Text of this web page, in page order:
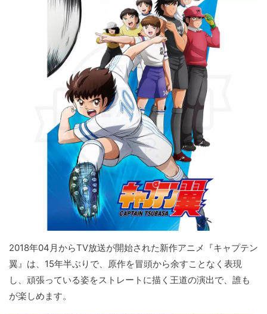
2018年04月からTV放送が開始された新作アニメ『キャプテン
翼』は、15年半ぶりで、原作を冒頭から余すことなく表現
し、頑張っている姿をストレートに描く王道の演出で、誰も
が楽しめます。